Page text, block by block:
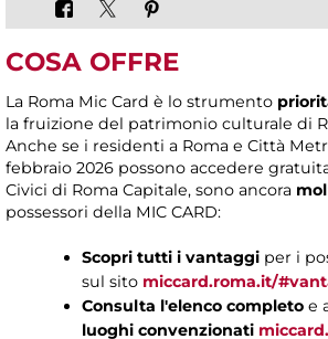
COSA OFFRE
La Roma Mic Card è lo strumento
la fruizione del patrimonio culturale di
Anche se i residenti a Roma e Città
febbraio 2026 possono accedere
Civici di Roma Capitale, sono ancora
possessori della MIC CARD:
Scopri tutti i vantaggi per i
sul sito miccard.roma.it/
Consulta l'elenco completoe
luoghi convenzionati